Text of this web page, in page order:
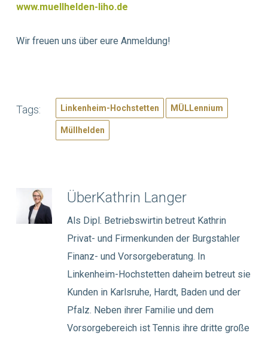
www.muellhelden-liho.de
Wir freuen uns über eure Anmeldung!
Tags: Linkenheim-Hochstetten MÜLLennium
Müllhelden
ÜberKathrin Langer
Als Dipl. Betriebswirtin betreut Kathrin
Privat- und Firmenkunden der Burgstahler
Finanz- und Vorsorgeberatung. In
Linkenheim-Hochstetten daheim betreut sie
Kunden in Karlsruhe, Hardt, Baden und der
Pfalz. Neben ihrer Familie und dem
Vorsorgebereich ist Tennis ihre dritte große